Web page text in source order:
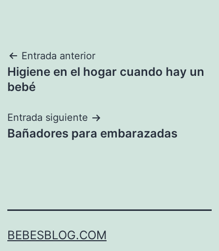
Navegación
de
Entrada anterior
Higiene en el hogar cuando hay un
bebé
Entrada siguiente
Bañadores para embarazadas
BEBESBLOG.COM